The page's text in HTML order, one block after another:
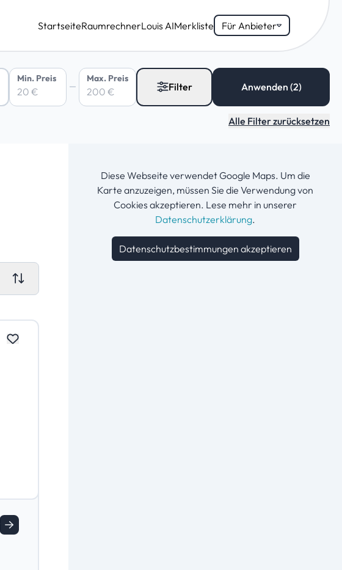
StartseiteRaumrechnerLouis AIMerkliste Für Anbieter
Min. Preis Max. Preis
Filter
Alle Filter zurücksetzen
Diese Webseite verwendet Google Maps. Um die
Karte anzuzeigen, müssen Sie die Verwendung von
Cookies akzeptieren. Lese mehr in unserer
Datenschutzerklärung.
Datenschutzbestimmungen akzeptieren